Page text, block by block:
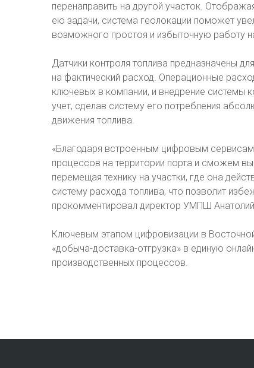
перенаправить на другой участок.
ею задачи, система геолокации поможет
возможного простоя и избыточную работу
Датчики контроля топлива предназначены
на фактический расход. Операционные
ключевых в компании, и внедрение системы
учет, сделав систему его потребления
движения топлива.
«Благодаря встроенным цифровым
процессов на территории порта и сможем
перемещая технику на участки, где она
систему расхода топлива, что позволит
прокомментировал директор УМПШ
Ключевым этапом цифровизации в
«добыча-доставка-отгрузка» в единую
производственных процессов.